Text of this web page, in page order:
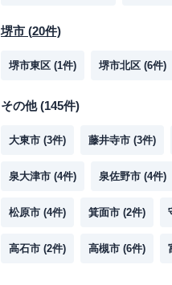
堺市 (20件)
堺市東区 (1件) 堺市北区 (6件)
その他(145件)
大東市 (3件) 藤井寺市 (3件)
泉大津市 (4件) 泉佐野市 (4件)
松原市 (4件) 箕面市 (2件)
高石市 (2件) 高槻市 (6件)